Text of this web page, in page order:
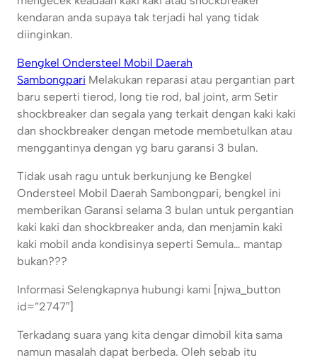
kendaran anda supaya tak terjadi hal yang tidak
diinginkan.
Bengkel Ondersteel Mobil Daerah
Sambongpari Melakukan reparasi atau pergantian part
baru seperti tierod, long tie rod, bal joint, arm Setir
shockbreaker dan segala yang terkait dengan kaki kaki
dan shockbreaker dengan metode membetulkan atau
menggantinya dengan yg baru garansi 3 bulan.
Tidak usah ragu untuk berkunjung ke Bengkel
Ondersteel Mobil Daerah Sambongpari, bengkel ini
memberikan Garansi selama 3 bulan untuk pergantian
kaki kaki dan shockbreaker anda, dan menjamin kaki
kaki mobil anda kondisinya seperti Semula… mantap
bukan???
Informasi Selengkapnya hubungi kami [njwa_button
id=”2747″]
Terkadang suara yang kita dengar dimobil kita sama
namun masalah dapat berbeda. Oleh sebab itu